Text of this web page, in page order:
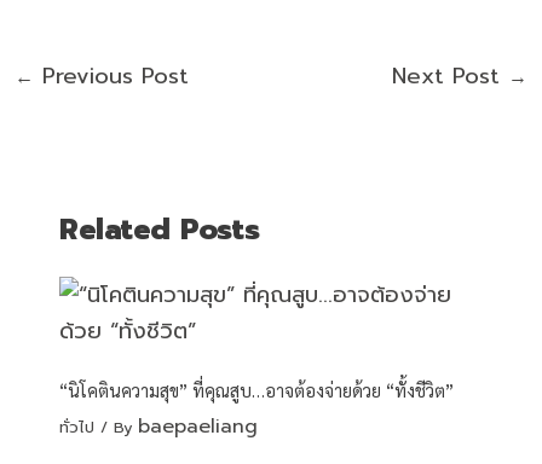
← Previous Post Next Post →
Related Posts
“นิโคตินความสุข” ที่คุณสูบ…อาจต้องจ่ายด้วย “ทั้งชีวิต”
ทั่วไป / By baepaeliang